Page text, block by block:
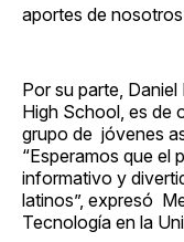
aportes de
Por su parte,
High School, es de
grupo de jóvenes
“Esperamos que el
informativo y
latinos”, expresó
Tecnología en la